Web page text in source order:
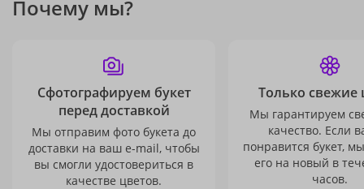
Почему мы?
Сфотографируем букет
перед доставкой
Мы отправим фото букета до
доставки на ваш e-mail, чтобы
вы смогли удостовериться в
качестве цветов.
Только свежие
Мы гарантируем
качество. Если
понравится букет,
его на новый в
часов.